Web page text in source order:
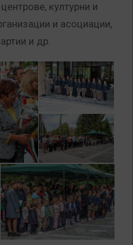
културни и
и асоциации,
и др.